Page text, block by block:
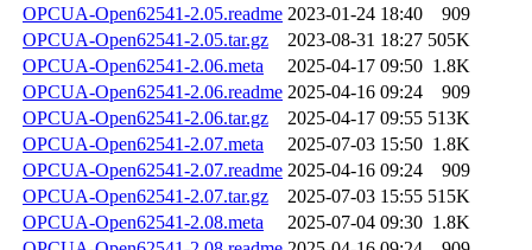
OPCUA-Open62541-2.05.readme 2023-01-24 18:40
909
OPCUA-Open62541-2.05.tar.gz
2023-08-31 18:27 505K
OPCUA-Open62541-2.06.meta
2025-04-17 09:50 1.8K
OPCUA-Open62541-2.06.readme 2025-04-16 09:24
909
OPCUA-Open62541-2.06.tar.gz
2025-04-17 09:55 513K
OPCUA-Open62541-2.07.meta
2025-07-03 15:50 1.8K
OPCUA-Open62541-2.07.readme 2025-04-16 09:24
909
OPCUA-Open62541-2.07.tar.gz
2025-07-03 15:55 515K
OPCUA-Open62541-2.08.meta
2025-07-04 09:30 1.8K